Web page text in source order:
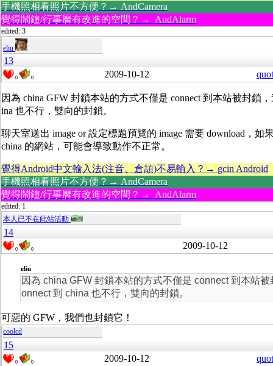
手機照相看照片不方便？→ AndCamera
覺得鬧鐘/行事曆有改進的空間？→ AndAlarm
edited: 3
eliu
13
0 0 2009-10-12
因為 china GFW 封鎖本站的方式不僅是 connect 到本站被封鎖，
ina 也不行，雙向的封鎖。
聊天室送出 image or 設定標題預覽的 image 需要 download，如
china 的網站，可能會導致動作不正常。
覺得Android中文輸入法(注音、倉頡)不易輸入？→ gcin Android
手機照相看照片不方便？→ AndCamera
覺得鬧鐘/行事曆有改進的空間？→ AndAlarm
edited: 1
本人已不在此站活動
14
0 0 2009-10-12
eliu
因為 china GFW 封鎖本站的方式不僅是 connect 到本站
onnect 到 china 也不行，雙向的封鎖。
可惡的 GFW，我們也封鎖它！
coolcd
15
0 0 2009-10-12